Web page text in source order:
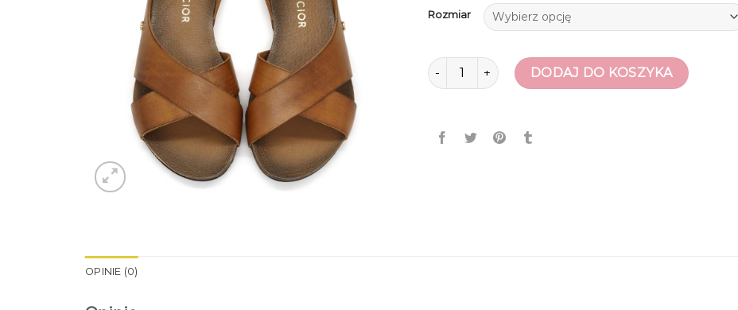
Rozmiar
ilość sandały damskie skórzaneDODAJ DO KOSZYKA
OPINIE (0)